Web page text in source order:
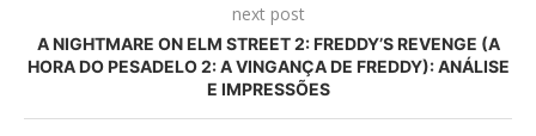
next post
A NIGHTMARE ON ELM STREET 2: FREDDY’S REVENGE (A
HORA DO PESADELO 2: A VINGANÇA DE FREDDY): ANÁLISE
E IMPRESSÕES